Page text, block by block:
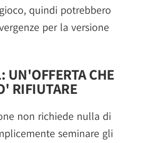
quindi potrebbero
per la versione
UN'OFFERTA CHE
RIFIUTARE
non richiede nulla di
seminare gli